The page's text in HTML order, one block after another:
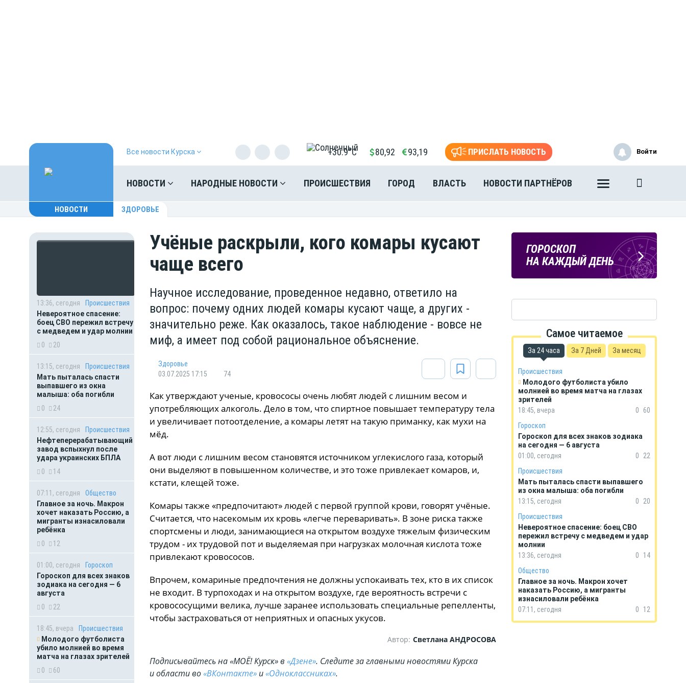
Все новости Курска +30.9°C 80,92 93,19 ПРИСЛАТЬ НОВОСТЬ
НОВОСТИ НАРОДНЫЕ НОВОСТИ ПРОИСШЕСТВИЯ ГОРОД ВЛАСТЬ НОВОСТИ ПАРТНЁРОВ
Войти
НОВОСТИ ЗДОРОВЬЕ
13:36, сегодня
Происшествия
Невероятное спасение:
боец СВО пережил встречу
с медведем и удар молнии
0
20
13:15, сегодня
Происшествия
Мать пыталась спасти
выпавшего из окна
малыша: оба погибли
0
24
12:55, сегодня
Происшествия
Нефтеперерабатывающий
завод вспыхнул после
удара украинских БПЛА
0
14
07:11, сегодня
Общество
Главное за ночь. Макрон
хочет наказать Россию, а
мигранты изнасиловали
ребёнка
0
12
01:00, сегодня
Гороскоп
Гороскоп для всех знаков
зодиака на сегодня — 6
августа
0
22
18:45, вчера
Происшествия
Молодого футболиста
убило молнией во время
матча на глазах зрителей
0
60
Учёные раскрыли, кого комары кусают
чаще всего
Научное исследование, проведенное недавно, ответило на
вопрос: почему одних людей комары кусают чаще, а других -
значительно реже. Как оказалось, такое наблюдение - вовсе не
миф, а имеет под собой рациональное объяснение.
Здоровье
03.07.2025 17:15
74
Какутверждаютученые, кровососы очень любят людей с лишним весом и
употребляющих алкоголь. Дело в том, что спиртное повышает температуру тела
и увеличивает потоотделение, а комары летят на такую приманку, как мухи на
мёд.
А вот люди с лишним весом становятся источником углекислого газа, который
они выделяют в повышенном количестве, и это тоже привлекает комаров, и,
кстати, клещей тоже.
Комары также «предпочитают» людей с первой группой крови, говорят учёные.
Считается, что насекомым их кровь «легче переваривать». В зоне риска также
спортсмены и люди, занимающиеся на открытом воздухе тяжелым физическим
трудом - их трудовой пот и выделяемая при нагрузках молочная кислота тоже
привлекают кровососов.
Впрочем, комариные предпочтения не должны успокаивать тех, кто в их список
не входит. В турпоходах и на открытом воздухе, где вероятность встречи с
кровососущими велика, лучше заранее использовать специальные репелленты,
чтобы застраховаться от неприятных и опасных укусов.
Автор: Светлана АНДРОСОВА
Подписывайтесь на «МОЁ! Курск» в «Дзене». Cледите за главными новостями Курска
и области во«ВКонтакте» и«Одноклассниках».
ПОГОДА
В КУРСКЕ
ГОРОСКОП
НА КАЖДЫЙ ДЕНЬ
Самое читаемое
За 24 часа За 7 Дней За месяц
Происшествия
Молодого футболиста убило
молнией во время матча на глазах
зрителей
18:45, вчера
0
60
Гороскоп
Гороскоп для всех знаков зодиака
на сегодня — 6 августа
01:00, сегодня
0
22
Происшествия
Мать пыталась спасти выпавшего
из окна малыша: оба погибли
13:15, сегодня
0
20
Происшествия
Невероятное спасение: боец СВО
пережил встречу с медведем и удар
молнии
13:36, сегодня
0
14
Общество
Главное за ночь. Макрон хочет
наказать Россию, а мигранты
изнасиловали ребёнка
07:11, сегодня
0 12